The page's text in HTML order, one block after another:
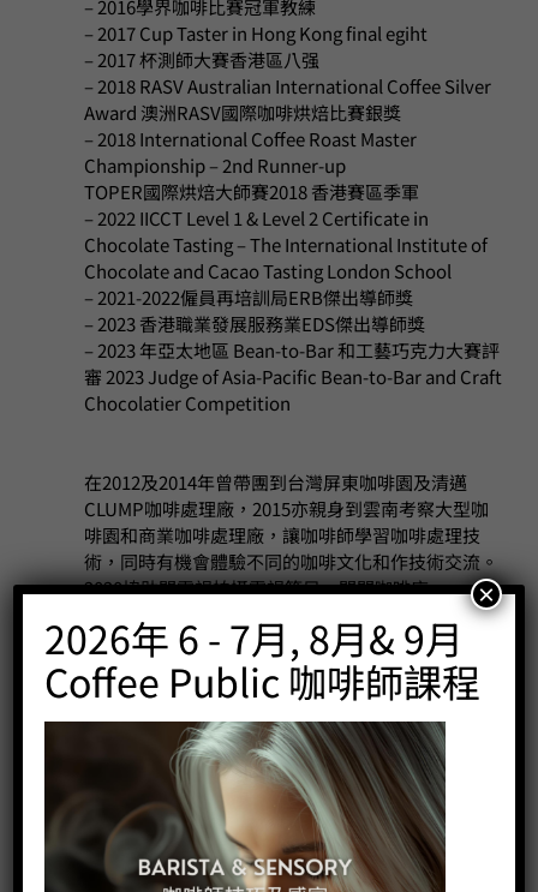
– 2016學界咖啡比賽冠軍教練
– 2017 Cup Taster in Hong Kong final egiht
– 2017 杯測師大賽香港區八强
– 2018 RASV Australian International Coffee Silver
Award 澳洲RASV國際咖啡烘焙比賽銀獎
– 2018 International Coffee Roast Master
Championship – 2nd Runner-up
TOPER國際烘焙大師賽2018 香港賽區季軍
– 2022 IICCT Level 1 & Level 2 Certificate in
Chocolate Tasting – The International Institute of
Chocolate and Cacao Tasting London School
– 2021-2022僱員再培訓局ERB傑出導師獎
– 2023 香港職業發展服務業EDS傑出導師獎
– 2023 年亞太地區 Bean-to-Bar 和工藝巧克力大賽評
審 2023 Judge of Asia-Pacific Bean-to-Bar and Craft
Chocolatier Competition
在2012及2014年曾帶團到台灣屏東咖啡園及清邁
CLUMP咖啡處理廠，2015亦親身到雲南考察大型咖
啡園和商業咖啡處理廠，讓咖啡師學習咖啡處理技
術，同時有機會體驗不同的咖啡文化和作技術交流。
2020協助開電視拍攝電視節目，開間咖啡店。
林先生曾為多個，公私營團體、商場、會所，如仁愛
堂、楊震社、理工大學、香港教育學院、香港腦科學
會、聖公會、童軍總會、生產力促進局、循道衛理、
謝瑞麟、嘉士伯、東華三院、社會福利處、LV、陶示
化工、ＡＥＯＮ、宏利保險、東亞銀行、瑞信、擎天
半島，戒毒中心……, 設計及教授拉花或咖啡課程，
除教授課程外，林先生亦曾在不同的、電視節目(如
愛回家和On call 36小時)、廣告(雀巢和康宏)商場和
展覽如香港烘培展、奧海城等,示範拉花技術或參與
咖啡顧問工作。
2026年 6 - 7月, 8月& 9月
Coffee Public 咖啡師課程
×